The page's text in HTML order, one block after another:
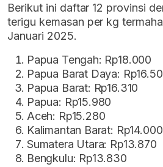
Berikut ini daftar 12 provinsi
terigu kemasan per kg
Januari 2025.
Papua Tengah: Rp18.000
Papua Barat Daya:
Papua Barat: Rp16.310
Papua: Rp15.980
Aceh: Rp15.280
Kalimantan Barat: Rp14.000
Sumatera Utara: Rp13.870
Bengkulu: Rp13.830